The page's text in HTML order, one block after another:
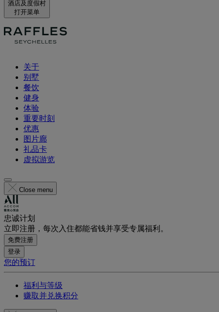
酒店及度假村
打开菜单
关于
别墅
餐饮
健身
体验
重要时刻
优惠
图片廊
礼品卡
虚拟游览
Close menu
忠诚计划
立即注册，每次入住都能省钱并享受专属福利。
免费注册
登录
您的预订
福利与等级
赚取并兑换积分